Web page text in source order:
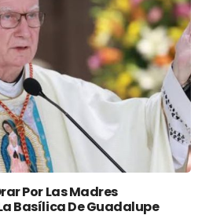
Por Las Madres
Basílica De Guadalupe